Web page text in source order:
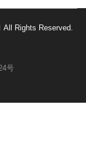
All Rights Reserved.
号